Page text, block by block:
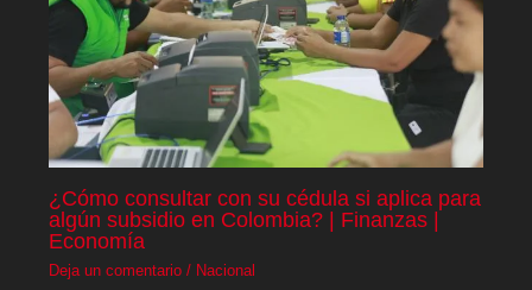
¿Cómo consultar con su cédula si aplica para
algún subsidio en Colombia? | Finanzas |
Economía
Deja un comentario / Nacional